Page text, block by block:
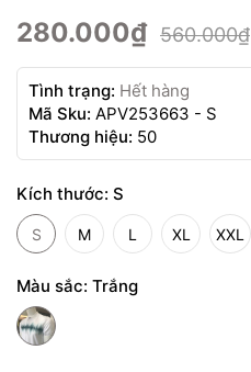
280.000₫ 560.000₫
Tình trạng: Hết hàng
Mã Sku: APV253663 - S
Thương hiệu: 50
Kích thước: S
S M L XL XXL
Màu sắc: Trắng